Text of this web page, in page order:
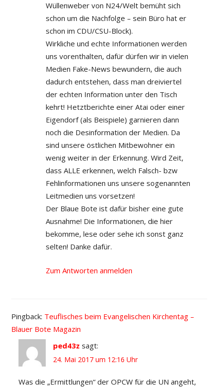
Wüllenweber von N24/Welt bemüht sich
schon um die Nachfolge – sein Büro hat er
schon im CDU/CSU-Block).
Wirkliche und echte Informationen werden
uns vorenthalten, dafür dürfen wir in vielen
Medien Fake-News bewundern, die auch
dadurch entstehen, dass man dreiviertel
der echten Information unter den Tisch
kehrt! Hetztberichte einer Atai oder einer
Eigendorf (als Beispiele) garnieren dann
noch die Desinformation der Medien. Da
sind unsere östlichen Mitbewohner ein
wenig weiter in der Erkennung. Wird Zeit,
dass ALLE erkennen, welch Falsch- bzw
Fehlinformationen uns unsere sogenannten
Leitmedien uns vorsetzen!
Der Blaue Bote ist dafür bisher eine gute
Ausnahme! Die Informationen, die hier
bekomme, lese oder sehe ich sonst ganz
selten! Danke dafür.
Zum Antworten anmelden
Pingback: Teuflisches beim Evangelischen Kirchentag –
Blauer Bote Magazin
ped43z sagt:
24. Mai 2017 um 12:16 Uhr
Was die „Ermittlungen“ der OPCW für die UN angeht,